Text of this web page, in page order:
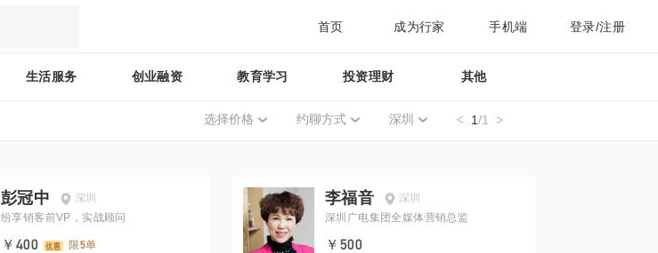
首页 成为行家 手机端 登录/注册
生活服务 创业融资 教育学习 投资理财 其他
选择价格 约聊方式 深圳 1/1
彭冠中
深圳
纷享销客前VP，实战顾问
￥400 限5单
李福音
深圳
深圳广电集团全媒体营销总监
￥500